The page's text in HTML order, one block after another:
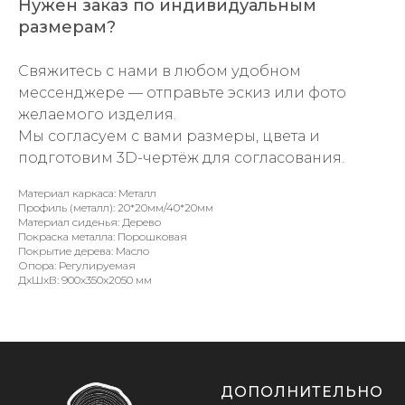
Нужен заказ по индивидуальным
размерам?
Свяжитесь с нами в любом удобном
мессенджере — отправьте эскиз или фото
желаемого изделия.
Мы согласуем с вами размеры, цвета и
подготовим 3D-чертёж для согласования.
Материал каркаса: Металл
Профиль (металл): 20*20мм/40*20мм
Материал сиденья: Дерево
Покраска металла: Порошковая
Покрытие дерева: Масло
Опора: Регулируемая
ДxШxВ: 900x350x2050 мм
ДОПОЛНИТЕЛЬНО